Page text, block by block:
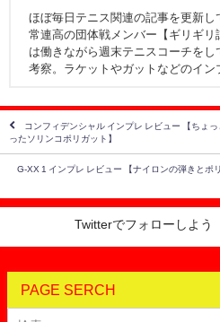
ほぼ毎日テニス関連の記事を更新し
常連高の団体戦メンバー【ギリギ
は働きながら週末テニスコーチを
考察。ラケットやガットなどのイン
コンフィデンシャル インプレ レビュー 【ちょ
ったソリンコポリガット】
G-XX 1 インプレ レビュー 【ナイロンの弾きとポ
Twitterでフォローしよう
PAGE SERCH